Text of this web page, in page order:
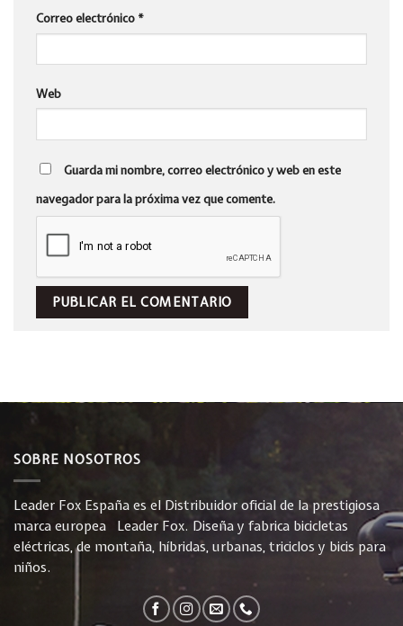
Correo electrónico *
Web
Guarda mi nombre, correo electrónico y web en este
navegador para la próxima vez que comente.
SOBRE NOSOTROS
Leader Fox España es el Distribuidor oficial de la prestigiosa
marca europea Leader Fox. Diseña y fabrica bicicletas
eléctricas, de montaña, híbridas, urbanas, triciclos y bicis para
niños.